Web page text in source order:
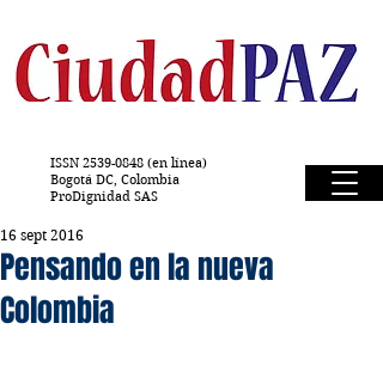
ISSN 2539-0848 (en línea)
Bogotá DC, Colombia
ProDignidad SAS
Pensando en la nueva
Colombia
16 sept 2016